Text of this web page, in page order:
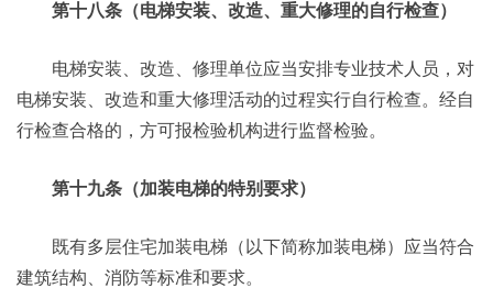
第十八条（电梯安装、改造、重大修理的自行检查）
电梯安装、改造、修理单位应当安排专业技术人员，对
电梯安装、改造和重大修理活动的过程实行自行检查。经自
行检查合格的，方可报检验机构进行监督检验。
第十九条（加装电梯的特别要求）
既有多层住宅加装电梯（以下简称加装电梯）应当符合
建筑结构、消防等标准和要求。